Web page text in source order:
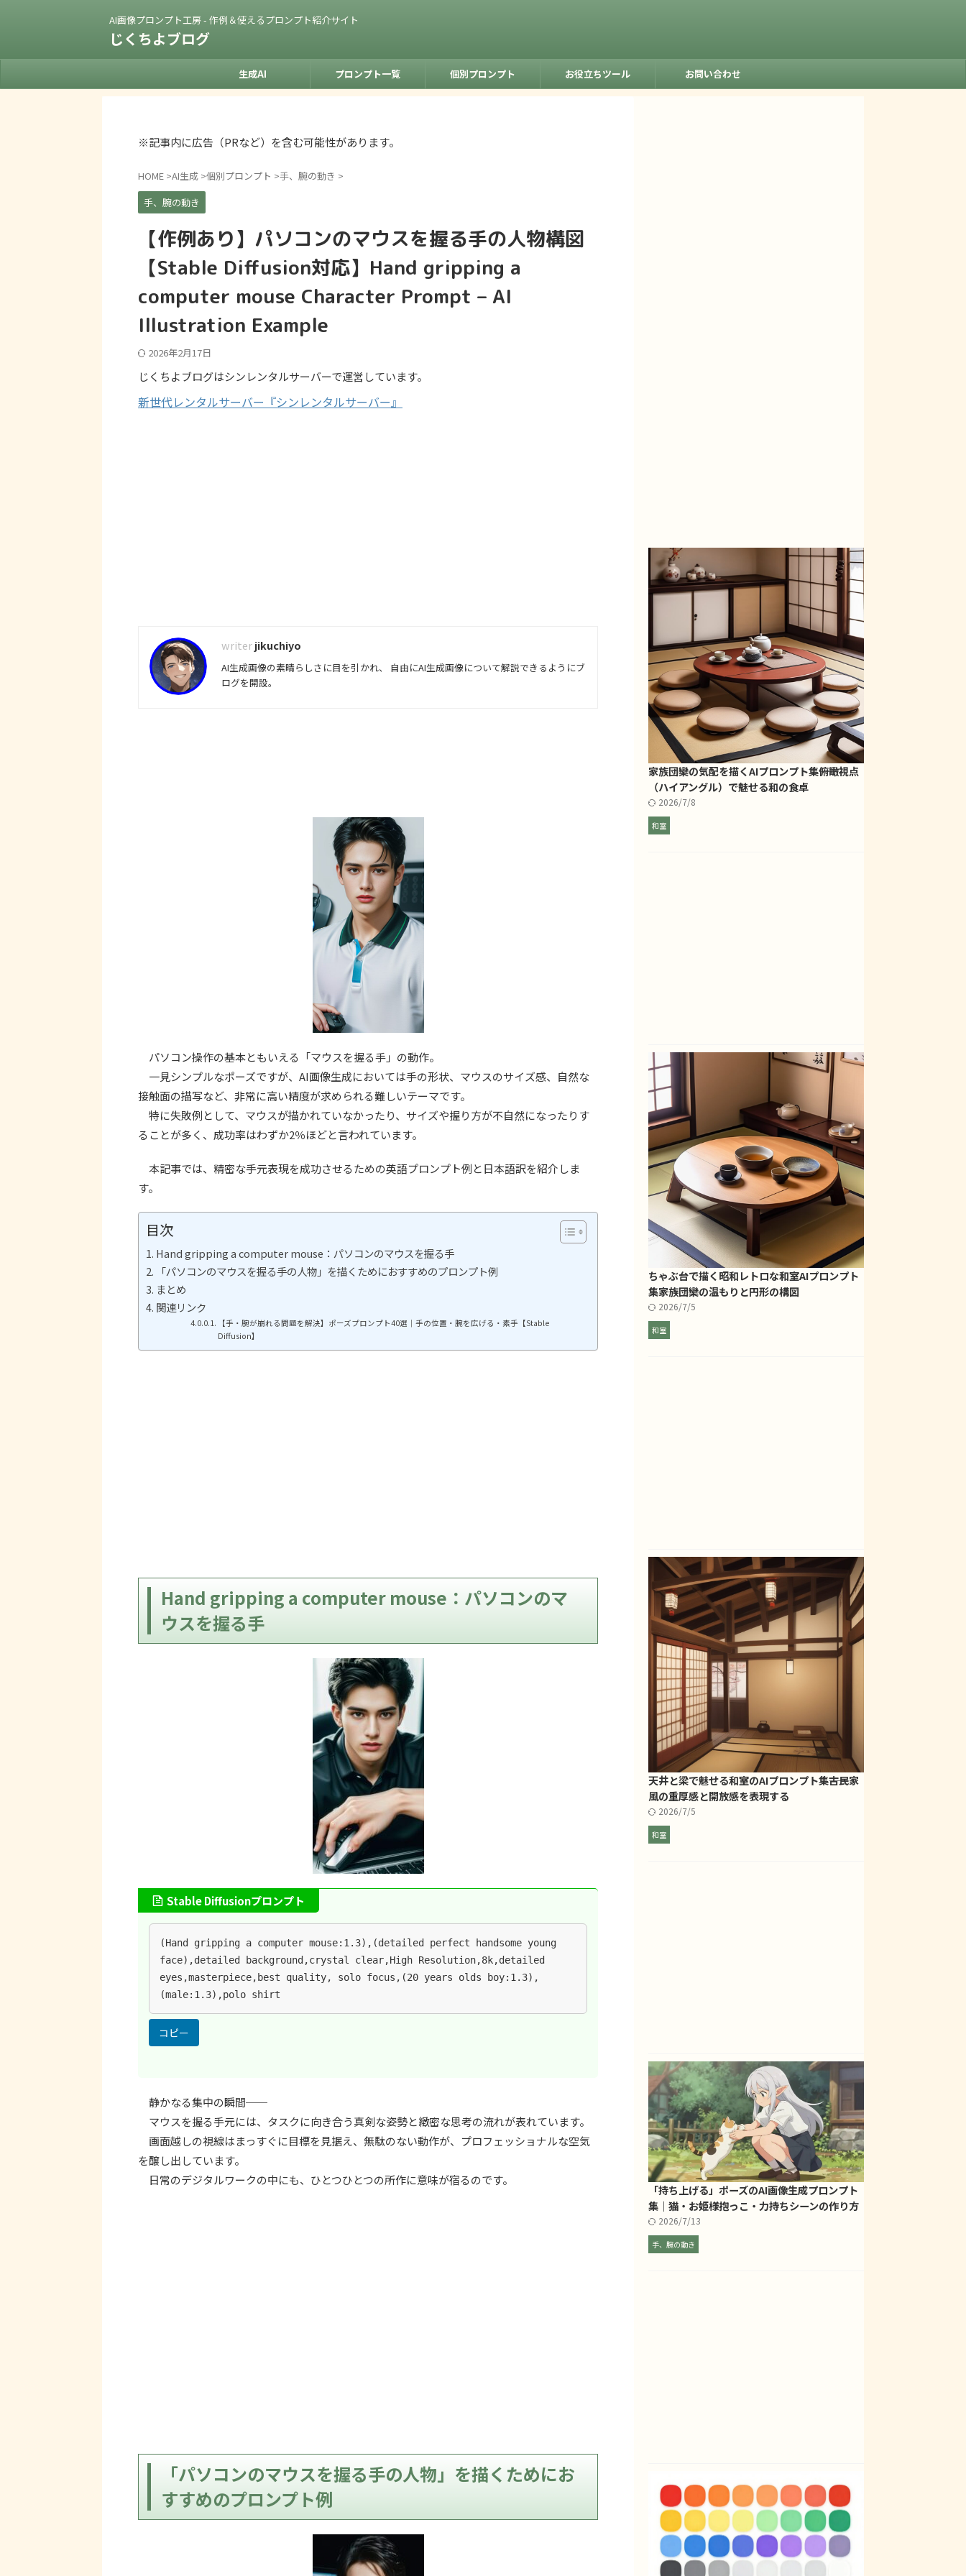
AI画像プロンプト工房 - 作例＆使えるプロンプト紹介サイト
じくちよブログ
生成AI プロンプト一覧 個別プロンプト お役立ちツール お問い合わせ
※記事内に広告（PRなど）を含む可能性があります。
HOME >AI生成 >個別プロンプト >手、腕の動き >
手、腕の動き
【作例あり】パソコンのマウスを握る手の人物構図
【Stable Diffusion対応】Hand gripping a
computer mouse Character Prompt – AI
Illustration Example
2026年2月17日
じくちよブログはシンレンタルサーバーで運営しています。
新世代レンタルサーバー『シンレンタルサーバー』
jikuchiyo
AI生成画像の素晴らしさに目を引かれ、 自由にAI生成画像について解説できるようにブ
ログを開設。
パソコン操作の基本ともいえる「マウスを握る手」の動作。
一見シンプルなポーズですが、AI画像生成においては手の形状、マウスのサイズ感、自然な
接触面の描写など、非常に高い精度が求められる難しいテーマです。
特に失敗例として、マウスが描かれていなかったり、サイズや握り方が不自然になったりす
ることが多く、成功率はわずか2％ほどと言われています。
本記事では、精密な手元表現を成功させるための英語プロンプト例と日本語訳を紹介しま
す。
目次
Hand gripping a computer mouse：パソコンのマウスを握る手
「パソコンのマウスを握る手の人物」を描くためにおすすめのプロンプト例
まとめ
関連リンク
【手・腕が崩れる問題を解決】ポーズプロンプト40選｜手の位置・腕を広げる・素手【Stable
Diffusion】
Hand gripping a computer mouse：パソコンのマ
ウスを握る手
Stable Diffusionプロンプト
(Hand gripping a computer mouse:1.3),(detailed perfect handsome young
face),detailed background,crystal clear,High Resolution,8k,detailed
eyes,masterpiece,best quality, solo focus,(20 years olds boy:1.3),
(male:1.3),polo shirt
コピー
静かなる集中の瞬間──
マウスを握る手元には、タスクに向き合う真剣な姿勢と緻密な思考の流れが表れています。
画面越しの視線はまっすぐに目標を見据え、無駄のない動作が、プロフェッショナルな空気
を醸し出しています。
日常のデジタルワークの中にも、ひとつひとつの所作に意味が宿るのです。
「パソコンのマウスを握る手の人物」を描くためにお
すすめのプロンプト例
家族団欒の気配を描くAIプロンプト集――俯瞰視点
（ハイアングル）で魅せる和の食卓
2026/7/8
和室
ちゃぶ台で描く昭和レトロな和室AIプロンプト
集――家族団欒の温もりと円形の構図
2026/7/5
和室
天井と梁で魅せる和室のAIプロンプト集――古民家
風の重厚感と開放感を表現する
2026/7/5
和室
「持ち上げる」ポーズのAI画像生成プロンプト
集｜猫・お姫様抱っこ・力持ちシーンの作り方
2026/7/13
手、腕の動き